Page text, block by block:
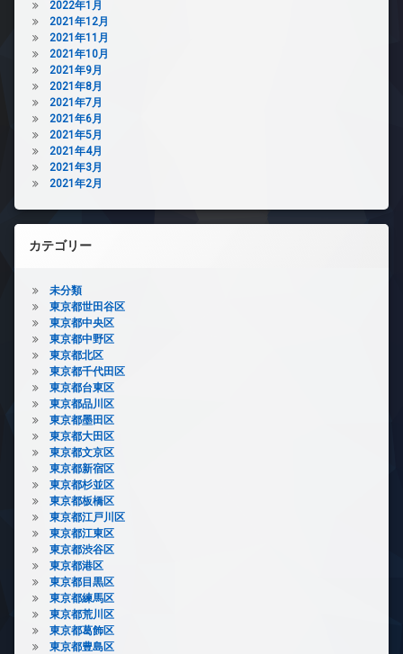
2022年1月
2021年12月
2021年11月
2021年10月
2021年9月
2021年8月
2021年7月
2021年6月
2021年5月
2021年4月
2021年3月
2021年2月
カテゴリー
未分類
東京都世田谷区
東京都中央区
東京都中野区
東京都北区
東京都千代田区
東京都台東区
東京都品川区
東京都墨田区
東京都大田区
東京都文京区
東京都新宿区
東京都杉並区
東京都板橋区
東京都江戸川区
東京都江東区
東京都渋谷区
東京都港区
東京都目黒区
東京都練馬区
東京都荒川区
東京都葛飾区
東京都豊島区